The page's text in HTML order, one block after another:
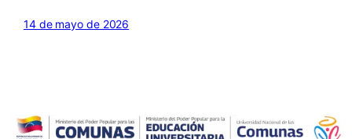
14 de mayo de 2026